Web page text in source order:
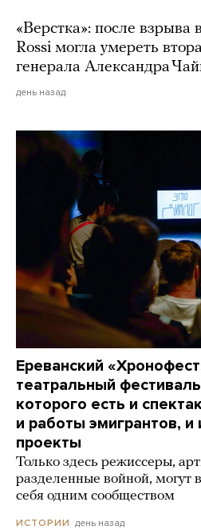
«Верстка»: после взрыва
Rossi могла умереть
генерала Александра
день назад
Ереванский
театральный
которого есть и
и работы эмигрантов, и
проекты
Только здесь режиссеры,
разделенные войной, могут
себя одним сообществом
ИСТОРИИ день назад